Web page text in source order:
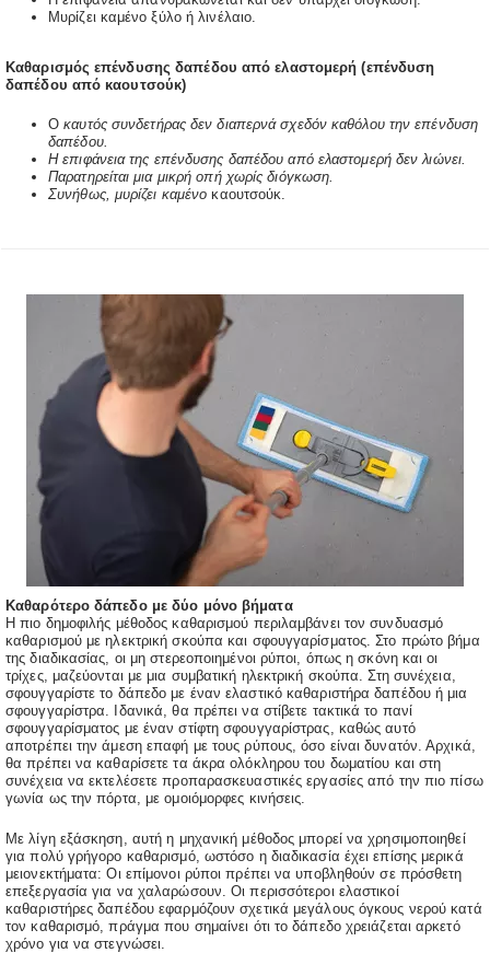
Μυρίζει καμένο ξύλο ή λινέλαιο.
Καθαρισμός επένδυσης δαπέδου από ελαστομερή (επένδυση
δαπέδου από καουτσούκ)
Οκαυτός συνδετήρας δεν διαπερνά σχεδόν καθόλου την επένδυση
δαπέδου.
Η επιφάνεια της επένδυσης δαπέδου από ελαστομερή δεν λιώνει.
Παρατηρείται μια μικρή οπή χωρίς διόγκωση.
Συνήθως, μυρίζει καμένο καουτσούκ.
Καθαρότερο δάπεδο με δύο μόνο βήματα
Η πιο δημοφιλής μέθοδος καθαρισμού περιλαμβάνει τον συνδυασμό
καθαρισμού με ηλεκτρική σκούπα και σφουγγαρίσματος. Στο πρώτο βήμα
της διαδικασίας, οι μη στερεοποιημένοι ρύποι, όπως η σκόνη και οι
τρίχες, μαζεύονται με μια συμβατική ηλεκτρική σκούπα. Στη συνέχεια,
σφουγγαρίστε το δάπεδο με έναν ελαστικό καθαριστήρα δαπέδου ή μια
σφουγγαρίστρα. Ιδανικά, θα πρέπει να στίβετε τακτικά το πανί
σφουγγαρίσματος με έναν στίφτη σφουγγαρίστρας, καθώς αυτό
αποτρέπει την άμεση επαφή με τους ρύπους, όσο είναι δυνατόν. Αρχικά,
θα πρέπει να καθαρίσετε τα άκρα ολόκληρου του δωματίου και στη
συνέχεια να εκτελέσετε προπαρασκευαστικές εργασίες από την πιο πίσω
γωνία ως την πόρτα, με ομοιόμορφες κινήσεις.
Με λίγη εξάσκηση, αυτή η μηχανική μέθοδος μπορεί να χρησιμοποιηθεί
για πολύ γρήγορο καθαρισμό, ωστόσο η διαδικασία έχει επίσης μερικά
μειονεκτήματα: Οι επίμονοι ρύποι πρέπει να υποβληθούν σε πρόσθετη
επεξεργασία για να χαλαρώσουν. Οι περισσότεροι ελαστικοί
καθαριστήρες δαπέδου εφαρμόζουν σχετικά μεγάλους όγκους νερού κατά
τον καθαρισμό, πράγμα που σημαίνει ότι το δάπεδο χρειάζεται αρκετό
χρόνο για να στεγνώσει.